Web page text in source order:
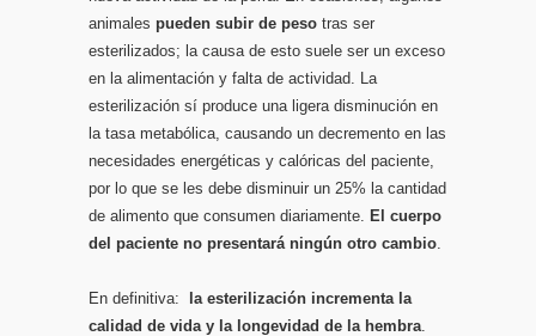
animales pueden subir de peso tras ser
esterilizados; la causa de esto suele ser un exceso
en la alimentación y falta de actividad. La
esterilización sí­ produce una ligera disminución en
la tasa metabólica, causando un decremento en las
necesidades energéticas y calóricas del paciente,
por lo que se les debe disminuir un 25% la cantidad
de alimento que consumen diariamente. El cuerpo
del paciente no presentará ningún otro cambio
En definitiva: la esterilización incrementa la
calidad de vida y la longevidad de la hembra